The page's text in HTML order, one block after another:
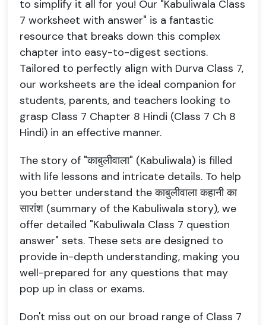
to simplify it all for you! Our "Kabuliwala Class
7 worksheet with answer" is a fantastic
resource that breaks down this complex
chapter into easy-to-digest sections.
Tailored to perfectly align with Durva Class 7,
our worksheets are the ideal companion for
students, parents, and teachers looking to
grasp Class 7 Chapter 8 Hindi (Class 7 Ch 8
Hindi) in an effective manner.
The story of "काबुलीवाला" (Kabuliwala) is filled
with life lessons and intricate details. To help
you better understand the काबुलीवाला कहानी का
सारांश (summary of the Kabuliwala story), we
offer detailed "Kabuliwala Class 7 question
answer" sets. These sets are designed to
provide in-depth understanding, making you
well-prepared for any questions that may
pop up in class or exams.
Don't miss out on our broad range of Class 7